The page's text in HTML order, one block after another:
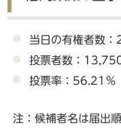
当日の有権者数
投票者数：
投票率：56.21％
注：候補者名は届出順